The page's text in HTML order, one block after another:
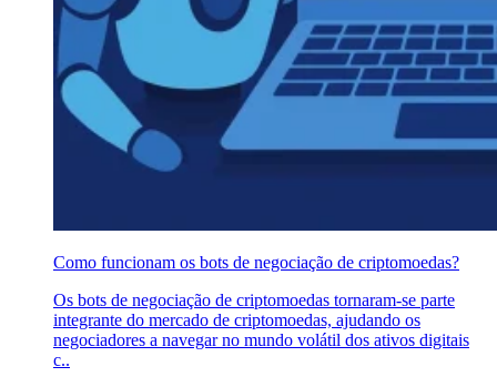
Como funcionam os bots de negociação de criptomoedas?
Os bots de negociação de criptomoedas tornaram-se parte
integrante do mercado de criptomoedas, ajudando os
negociadores a navegar no mundo volátil dos ativos digitais
c..